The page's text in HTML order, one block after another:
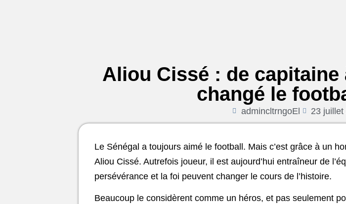
Aliou Cissé : de
changé le
admincltrngoEl 23 juillet
Le Sénégal a toujours aimé le football. Mais c’est grâce à un
Aliou Cissé. Autrefois joueur, il est aujourd’hui entraîneur de
persévérance et la foi peuvent changer le cours de l’histoire.
Beaucoup le considèrent comme un héros, et pas seulement